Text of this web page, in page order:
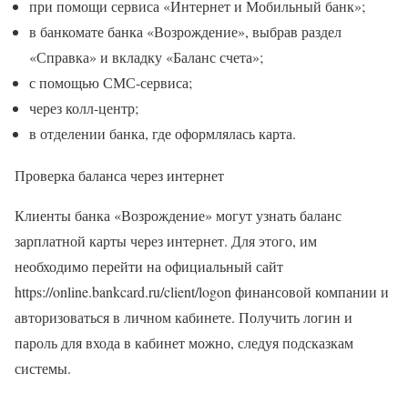
при помощи сервиса «Интернет и Мобильный банк»;
в банкомате банка «Возрождение», выбрав раздел
«Справка» и вкладку «Баланс счета»;
с помощью СМС-сервиса;
через колл-центр;
в отделении банка, где оформлялась карта.
Проверка баланса через интернет
Клиенты банка «Возрождение» могут узнать баланс
зарплатной карты через интернет. Для этого, им
необходимо перейти на официальный сайт
https://online.bankcard.ru/client/logon финансовой компании и
авторизоваться в личном кабинете. Получить логин и
пароль для входа в кабинет можно, следуя подсказкам
системы.